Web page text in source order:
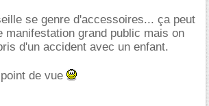
se genre d'accessoires... ça peut
manifestation grand public mais on
d'un accident avec un enfant.
de vue